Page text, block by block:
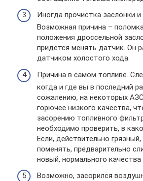
Иногда прочистка заслонки и
Возможная причина –
положения дроссельной
придется менять датчик. Он
датчиком холостого хода.
Причина в самом топливе.
когда и где вы в последний
сожалению, на некоторых
горючее низкого качества,
засорению топливного
необходимо проверить, в
Если, действительно
поменять, предварительно
новый, нормального качества
Возможно, засорился